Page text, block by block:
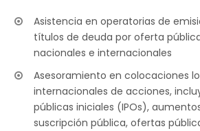
Asistencia en operatorias de
títulos de deuda por oferta
nacionales e internacionales
Asesoramiento en colocaciones
internacionales de acciones,
públicas iniciales (IPOs),
suscripción pública, ofertas